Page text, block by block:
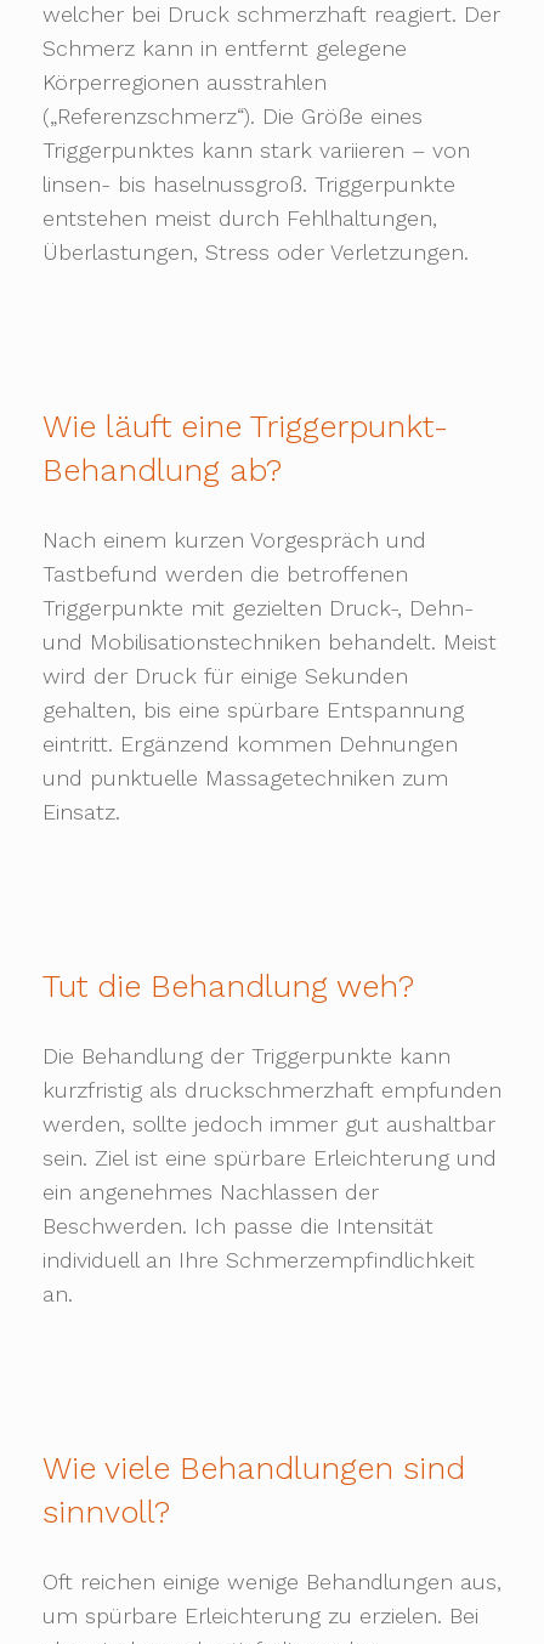
welcher bei Druck schmerzhaft reagiert. Der
Schmerz kann in entfernt gelegene
Körperregionen ausstrahlen
(„Referenzschmerz“). Die Größe eines
Triggerpunktes kann stark variieren – von
linsen- bis haselnussgroß. Triggerpunkte
entstehen meist durch Fehlhaltungen,
Überlastungen, Stress oder Verletzungen.
Wie läuft eine Triggerpunkt-
Behandlung ab?
Nach einem kurzen Vorgespräch und
Tastbefund werden die betroffenen
Triggerpunkte mit gezielten Druck-, Dehn-
und Mobilisationstechniken behandelt. Meist
wird der Druck für einige Sekunden
gehalten, bis eine spürbare Entspannung
eintritt. Ergänzend kommen Dehnungen
und punktuelle Massagetechniken zum
Einsatz.
Tut die Behandlung weh?
Die Behandlung der Triggerpunkte kann
kurzfristig als druckschmerzhaft empfunden
werden, sollte jedoch immer gut aushaltbar
sein. Ziel ist eine spürbare Erleichterung und
ein angenehmes Nachlassen der
Beschwerden. Ich passe die Intensität
individuell an Ihre Schmerzempfindlichkeit
an.
Wie viele Behandlungen sind
sinnvoll?
Oft reichen einige wenige Behandlungen aus,
um spürbare Erleichterung zu erzielen. Bei